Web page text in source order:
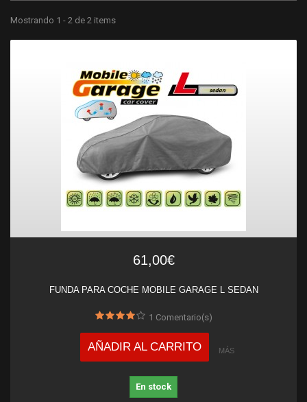
Mostrando 1 - 2 de 2 items
61,00€
FUNDA PARA COCHE MOBILE GARAGE L SEDAN
1 Comentario(s)
AÑADIR AL CARRITO MÁS
En stock